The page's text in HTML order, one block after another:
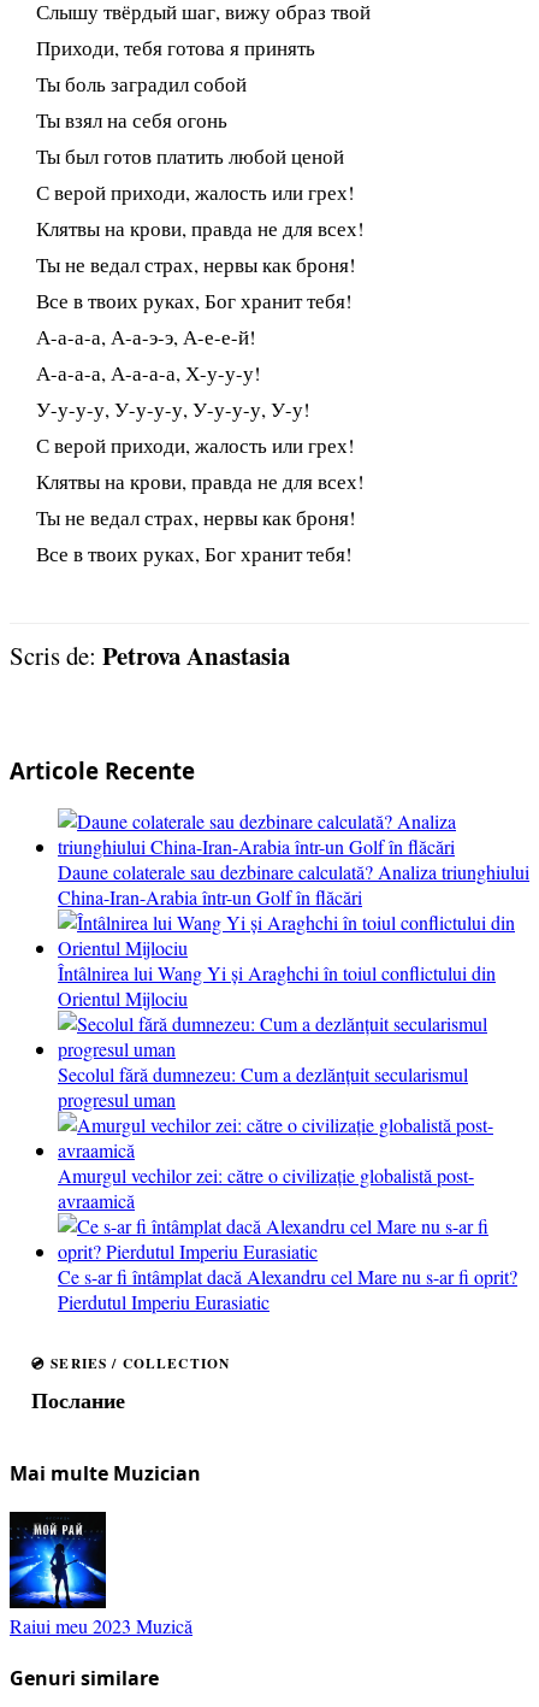
Слышу твёрдый шаг, вижу образ твой
Приходи, тебя готова я принять
Ты боль заградил собой
Ты взял на себя огонь
Ты был готов платить любой ценой
С верой приходи, жалость или грех!
Клятвы на крови, правда не для всех!
Ты не ведал страх, нервы как броня!
Все в твоих руках, Бог хранит тебя!
А-а-а-а, А-а-э-э, А-е-е-й!
А-а-а-а, А-а-а-а, Х-у-у-у!
У-у-у-у, У-у-у-у, У-у-у-у, У-у!
С верой приходи, жалость или грех!
Клятвы на крови, правда не для всех!
Ты не ведал страх, нервы как броня!
Все в твоих руках, Бог хранит тебя!
Scris de: Petrova Anastasia
Articole Recente
Daune colaterale sau dezbinare calculată? Analiza triunghiului
China-Iran-Arabia într-un Golf în flăcări
Întâlnirea lui Wang Yi și Araghchi în toiul conflictului din
Orientul Mijlociu
Secolul fără dumnezeu: Cum a dezlănțuit secularismul
progresul uman
Amurgul vechilor zei: către o civilizație globalistă post-
avraamică
Ce s-ar fi întâmplat dacă Alexandru cel Mare nu s-ar fi oprit?
Pierdutul Imperiu Eurasiatic
💿 SERIES / COLLECTION
Послание
Mai multe Muzician
Raiui meu2023 Muzică
Genuri similare